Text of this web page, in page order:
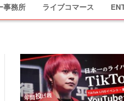
事務所 ライブコマース